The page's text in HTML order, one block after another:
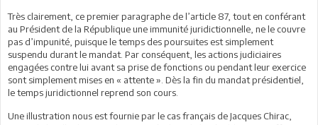
Très clairement, ce premier paragraphe de l’article 87, tout en conférant
au Président de la République une immunité juridictionnelle, ne le couvre
pas d’impunité, puisque le temps des poursuites est simplement
suspendu durant le mandat. Par conséquent, les actions judiciaires
engagées contre lui avant sa prise de fonctions ou pendant leur exercice
sont simplement mises en « attente ». Dès la fin du mandat présidentiel,
le temps juridictionnel reprend son cours.
Une illustration nous est fournie par le cas français de Jacques Chirac,